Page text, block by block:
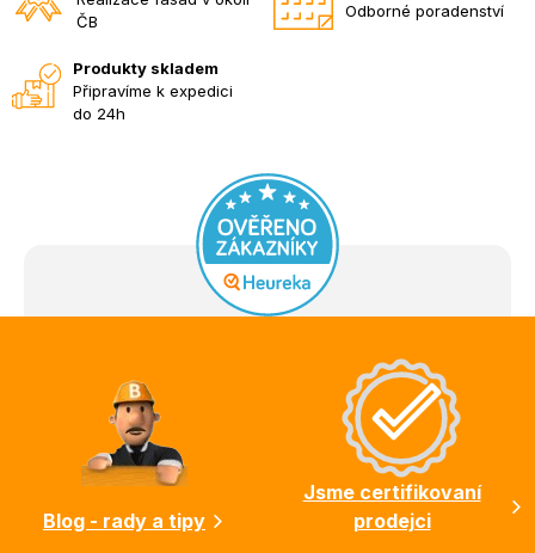
ČB
Odborné poradenství
Produkty skladem
Připravíme k expedici
do 24h
Blog - rady a tipy
Jsme certifikovaní
prodejci